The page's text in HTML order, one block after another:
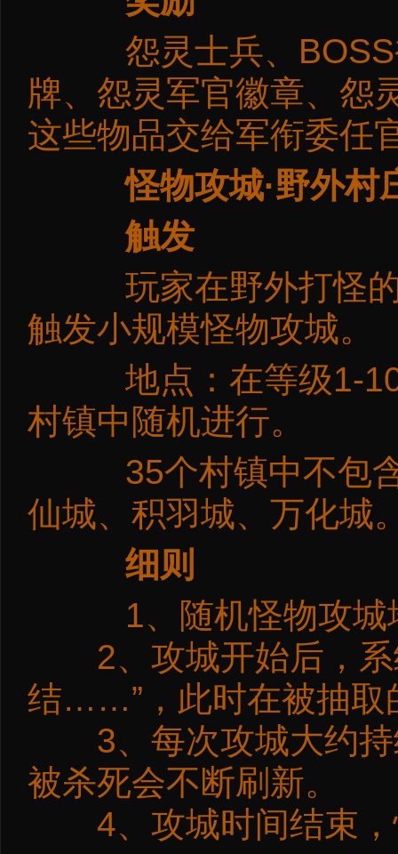
怨灵士兵、BOSS
牌、怨灵军官徽章、怨
这些物品交给军衔委任
怪物攻城·野外村
触发
玩家在野外打怪的
触发小规模怪物攻城。
地点：在等级1-
村镇中随机进行。
35个村镇中不包含
仙城、积羽城、万化城
细则
1、随机怪物攻城
2、攻城开始后，系
结……”，此时在被抽取
3、每次攻城大约持
被杀死会不断刷新。
4、攻城时间结束，